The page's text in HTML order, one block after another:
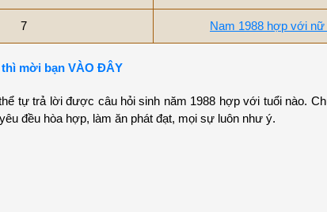
7 Nam 1988 hợp với nữ
mời bạn VÀO ĐÂY
tự trả lời được câu hỏi sinh năm 1988 hợp với tuổi nào.
đều hòa hợp, làm ăn phát đạt, mọi sự luôn như ý.